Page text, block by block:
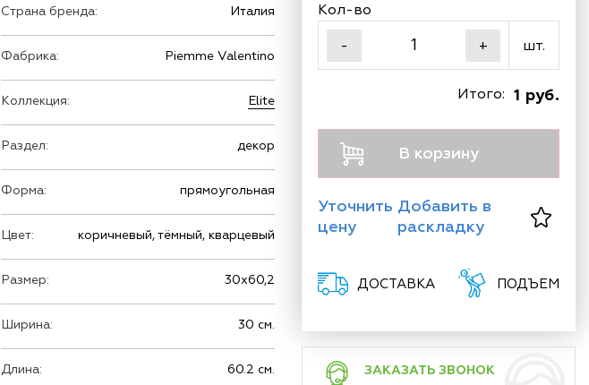
Страна бренда: Италия
Фабрика: Piemme Valentino
Коллекция: Elite
Раздел: декор
Форма: прямоугольная
Цвет: коричневый, тёмный, кварцевый
Размер: 30х60,2
Ширина: 30 см.
Длина: 60.2 см.
Кол-во
-
+ шт.
1 руб.
Итого:
В корзину
Уточнить
цену
Добавить в
раскладку
ДОСТАВКА ПОДЪЕМ
ЗАКАЗАТЬ ЗВОНОК